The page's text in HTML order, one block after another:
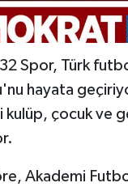
Spor, Türk
hayata
kulüp, çocuk ve
Akademi